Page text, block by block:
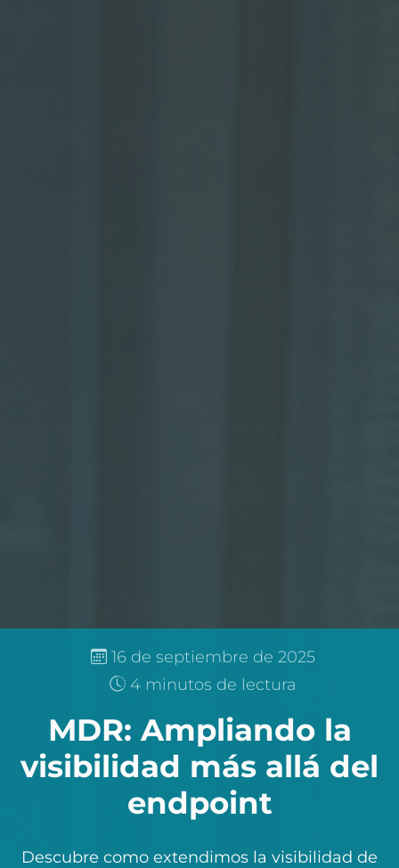
16 de septiembre de 2025
4 minutos de lectura
MDR: Ampliando la
visibilidad más allá del
endpoint
Descubre como extendimos la visibilidad de